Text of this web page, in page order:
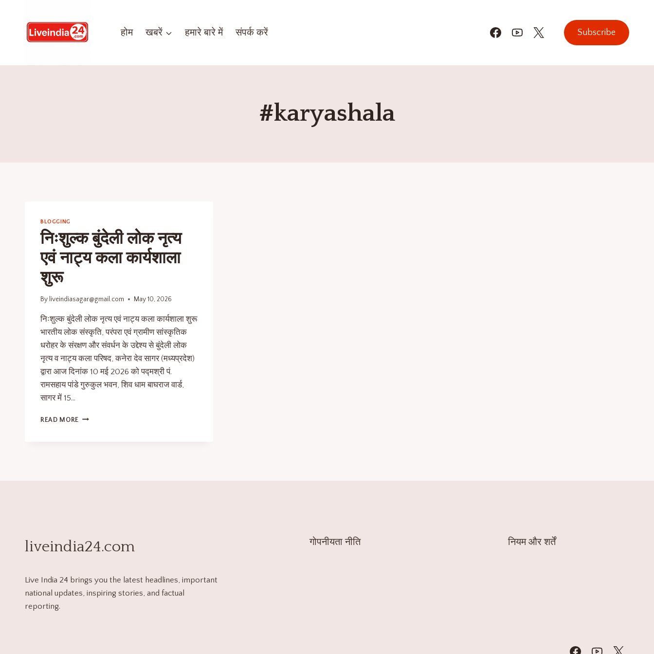
होम खबरें हमारे बारे में संपर्क करें Subscribe
#karyashala
BLOGGING
निःशुल्क बुंदेली लोक नृत्य
एवं नाट्य कला कार्यशाला
शुरू
By liveindiasagar@gmail.com May 10, 2026
निःशुल्क बुंदेली लोक नृत्य एवं नाट्य कला कार्यशाला शुरू
भारतीय लोक संस्कृति, परंपरा एवं ग्रामीण सांस्कृतिक
धरोहर के संरक्षण और संवर्धन के उद्देश्य से बुंदेली लोक
नृत्य व नाट्य कला परिषद, कनेरा देव सागर (मध्यप्रदेश)
द्वारा आज दिनांक 10 मई 2026 को पद्मश्री पं.
रामसहाय पांडे गुरुकुल भवन, शिव धाम बाघराज वार्ड,
सागर में 15…
READ MORE
liveindia24.com
Live India 24 brings you the latest headlines, important
national updates, inspiring stories, and factual
reporting.
गोपनीयता नीति नियम और शर्तें